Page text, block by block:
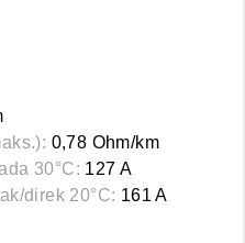
0,78 Ohm/km
30°C: 127 A
direk 20°C: 161 A